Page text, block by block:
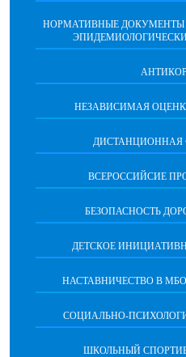
НОРМАТИВНЫЕ
НЕЗАВИСИМАЯ
ДИСТАНЦИОННАЯ
ВСЕРОССИЙСИЕ
БЕЗОПАСНОСТЬ
ДЕТСКОЕ
НАСТАВНИЧЕСТВО В
СОЦИАЛЬНО-
ШКОЛЬНЫЙ